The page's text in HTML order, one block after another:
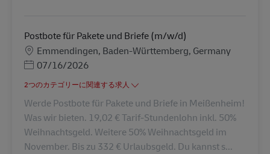
Postbote für Pakete und Briefe (m/w/d)
勤務地
Emmendingen, Baden-Württemberg, Germany
Posted Date
07/16/2026
2つのカテゴリーに関連する求人
Werde Postbote für Pakete und Briefe in Meißenheim!
Was wir bieten. 19,02 € Tarif-Stundenlohn inkl. 50%
Weihnachtsgeld. Weitere 50% Weihnachtsgeld im
November. Bis zu 332 € Urlaubsgeld. Du kannst s...